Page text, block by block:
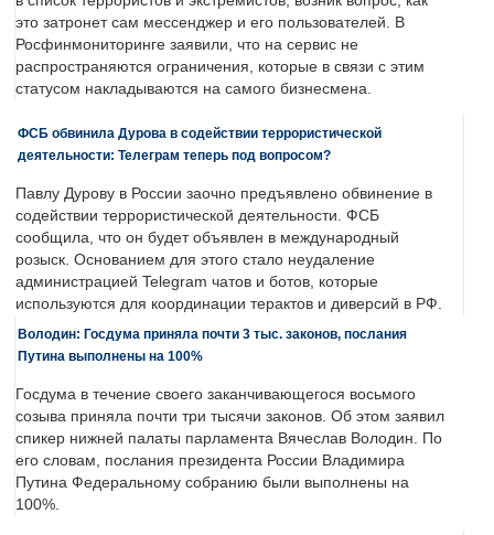
это затронет сам мессенджер и его пользователей. В
Росфинмониторинге заявили, что на сервис не
распространяются ограничения, которые в связи с этим
статусом накладываются на самого бизнесмена.
ФСБ обвинила Дурова в содействии террористической
деятельности: Телеграм теперь под вопросом?
Павлу Дурову в России заочно предъявлено обвинение в
содействии террористической деятельности. ФСБ
сообщила, что он будет объявлен в международный
розыск. Основанием для этого стало неудаление
администрацией Telegram чатов и ботов, которые
используются для координации терактов и диверсий в РФ.
Володин: Госдума приняла почти 3 тыс. законов, послания
Путина выполнены на 100%
Госдума в течение своего заканчивающегося восьмого
созыва приняла почти три тысячи законов. Об этом заявил
спикер нижней палаты парламента Вячеслав Володин. По
его словам, послания президента России Владимира
Путина Федеральному собранию были выполнены на
100%.